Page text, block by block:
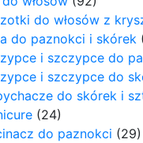
do włosów z
do paznokci i skórek
i szczypce do
i szczypce do
do skórek i
(24)
do paznokci (29)